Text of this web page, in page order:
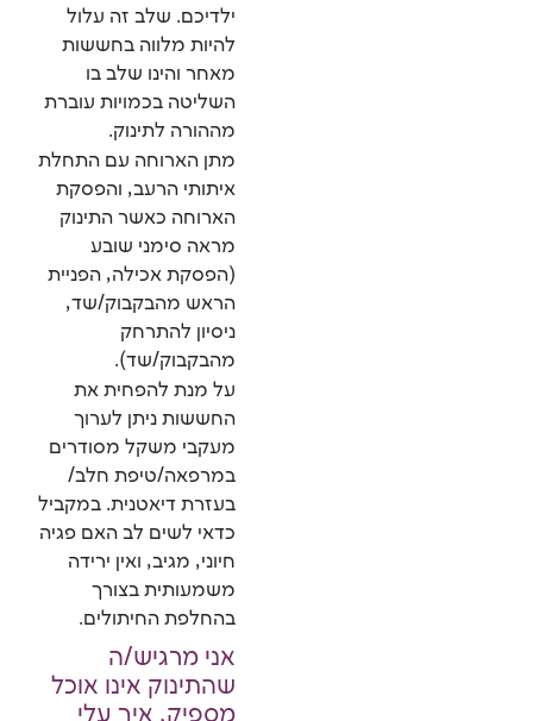
ילדיכם. שלב זה עלול
להיות מלווה בחששות
מאחר והינו שלב בו
השליטה בכמויות עוברת
מההורה לתינוק.
מתן הארוחה עם התחלת
איתותי הרעב, והפסקת
הארוחה כאשר התינוק
מראה סימני שובע
(הפסקת אכילה, הפניית
הראש מהבקבוק/שד,
ניסיון להתרחק
מהבקבוק/שד).
על מנת להפחית את
החששות ניתן לערוך
מעקבי משקל מסודרים
במרפאה/טיפת חלב/
בעזרת דיאטנית. במקביל
כדאי לשים לב האם פגיה
חיוני, מגיב, ואין ירידה
משמעותית בצורך
בהחלפת החיתולים.
אני מרגיש/ה
שהתינוק אינו אוכל
מספיק, איך עלי